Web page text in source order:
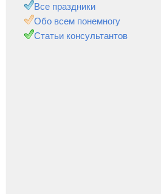
Все праздники
Обо всем понемногу
Статьи консультантов